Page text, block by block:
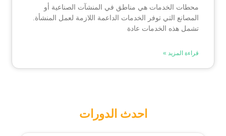
محطات الخدمات هي مناطق في المنشآت الصناعية أو
المصانع التي توفر الخدمات الداعمة اللازمة لعمل المنشأة.
تشمل هذه الخدمات عادة
قراءة المزيد »
احدث الدورات